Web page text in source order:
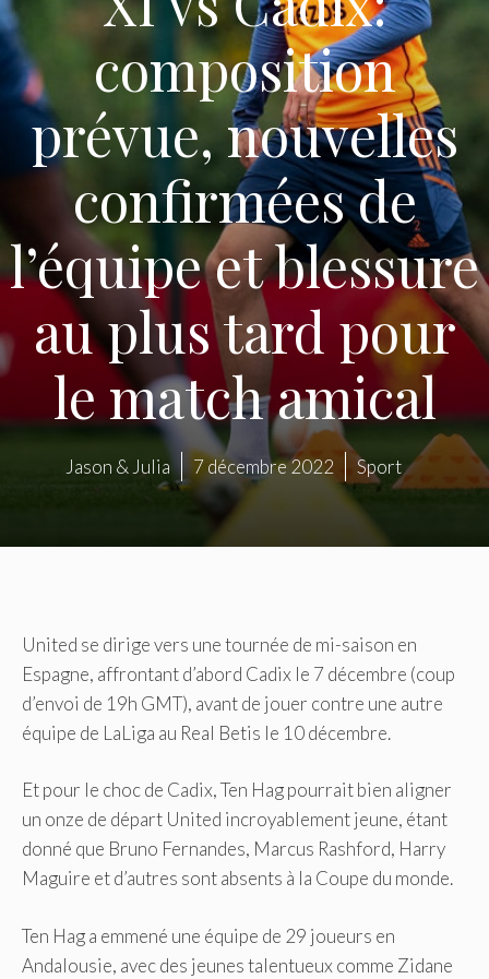
composition
prévue, nouvelles
confirmées de
l’équipe et blessure
au plus tard pour
le match amical
Jason & Julia 7 décembre 2022 Sport
United se dirige vers une tournée de mi-saison en
Espagne, affrontant d’abord Cadix le 7 décembre (coup
d’envoi de 19h GMT), avant de jouer contre une autre
équipe de LaLiga au Real Betis le 10 décembre.
Et pour le choc de Cadix, Ten Hag pourrait bien aligner
un onze de départ United incroyablement jeune, étant
donné que Bruno Fernandes, Marcus Rashford, Harry
Maguire et d’autres sont absents à la Coupe du monde.
Ten Hag a emmené une équipe de 29 joueurs en
Andalousie, avec des jeunes talentueux comme Zidane